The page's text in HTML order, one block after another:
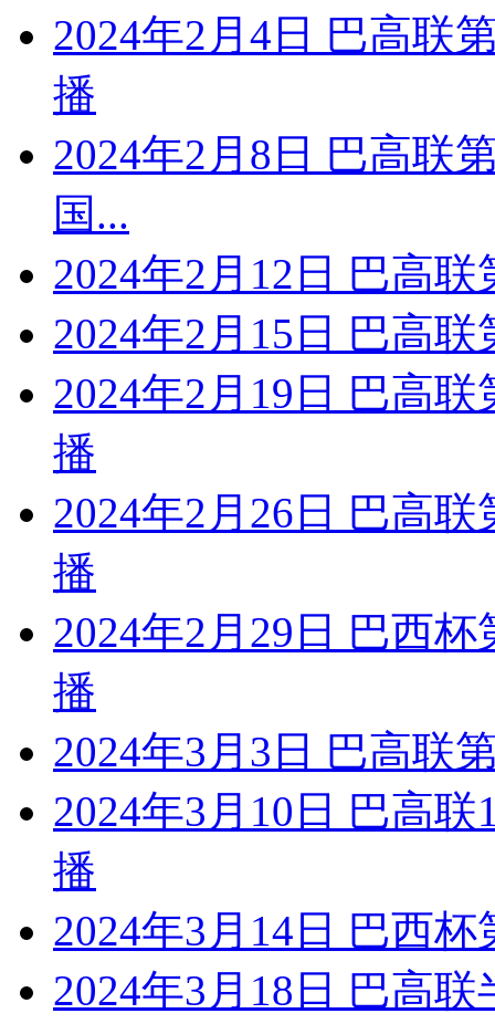
2024年2月4日 巴高联
播
2024年2月8日 巴高联
国...
2024年2月12日 巴高
2024年2月15日 巴高
2024年2月19日 巴高
播
2024年2月26日 巴高
播
2024年2月29日 巴西
播
2024年3月3日 巴高联
2024年3月10日 巴高
播
2024年3月14日 巴西
2024年3月18日 巴高